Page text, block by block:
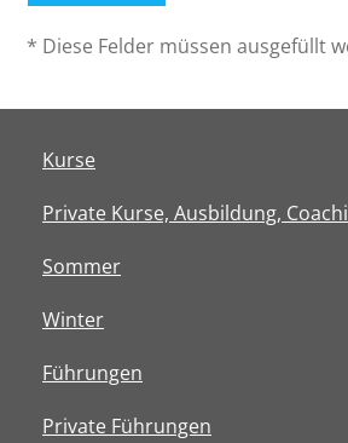
* Diese Felder müssen ausgefüllt
Kurse
Private Kurse, Ausbildung,
Sommer
Winter
Führungen
Private Führungen